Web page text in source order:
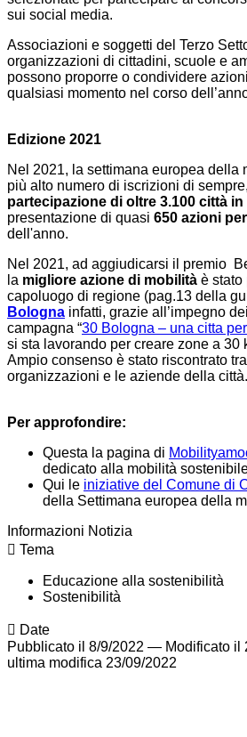
sui social media.
Associazioni e soggetti del Terzo
organizzazioni di cittadini, scuole e
possono proporre o condividere
qualsiasi momento nel corso
Edizione 2021
Nel 2021, la settimana europea della
più alto numero di iscrizioni di
partecipazione di oltre 3.100 città in
presentazione di quasi 650 azioni
dell'anno.
Nel 2021, ad aggiudicarsi il premio
la migliore azione di mobilità è stato
capoluogo di regione (pag.13 della
Bologna infatti, grazie all’impegno
campagna “30 Bologna – una citta
si sta lavorando per creare zone a 30
Ampio consenso è stato riscontrato
organizzazioni e le aziende della città.
Per approfondire:
Questa la pagina di
dedicato alla mobilità
Qui le iniziative del Comune di
della Settimana europea della
Informazioni Notizia
Tema
Educazione alla sostenibilità
Sostenibilità
Date
Pubblicato il 8/9/2022 — Modificato il
ultima modifica 23/09/2022